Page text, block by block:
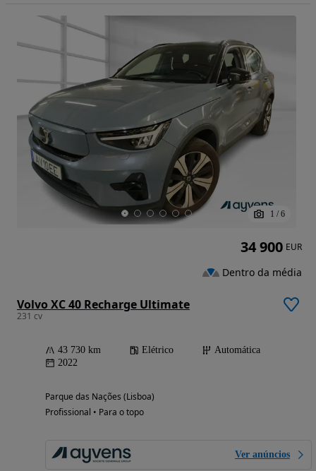
1 / 6
Volvo XC 40 Recharge Ultimate
231 cv
43 730 km Elétrico
Automática
2022
Parque das Nações (Lisboa)
Profissional • Para o topo
Ver anúncios
34 900 EUR
Dentro da média